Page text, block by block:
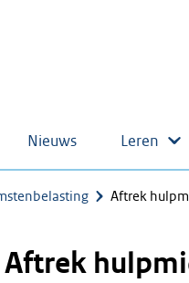
Nieuws Leren
Aftrek
Aftrek